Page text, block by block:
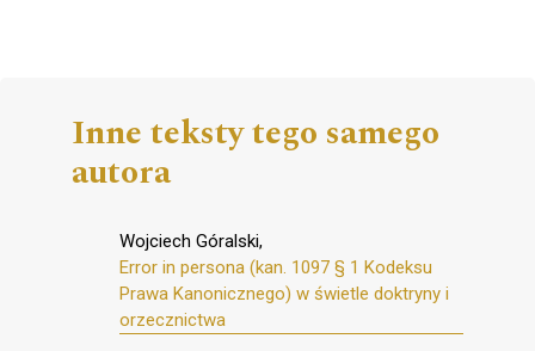
Inne teksty tego samego
autora
Wojciech Góralski,
Error in persona (kan. 1097 § 1 Kodeksu
Prawa Kanonicznego) w świetle doktryny i
orzecznictwa